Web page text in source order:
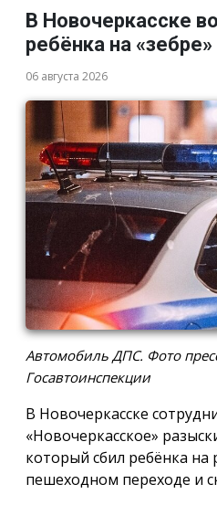
В Новочеркасске
ребёнка на
06 августа 2026
Автомобиль ДПС. Фото
Госавтоинспекции
В Новочеркасске
«Новочеркасское»
который сбил ребёнка на
пешеходном переходе и